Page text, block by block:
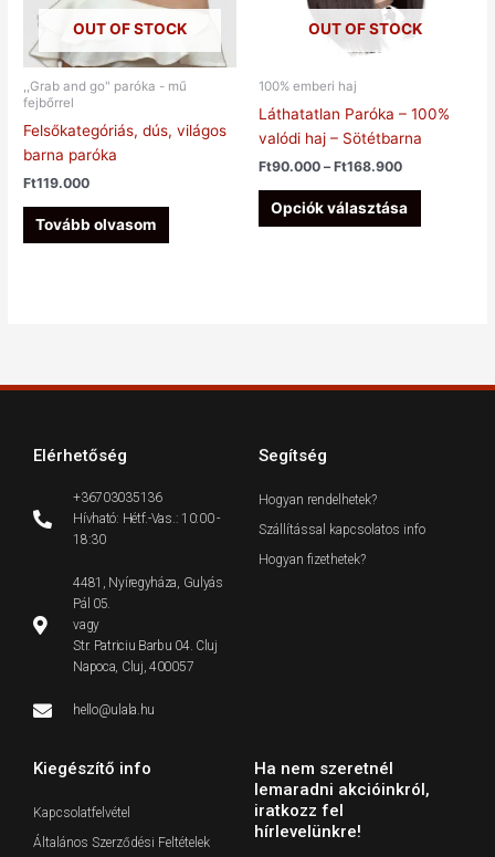
OUT OF STOCK
,,Grab and go" paróka - mű
fejbőrrel
Felsőkategóriás, dús, világos
barna paróka
Ft119.000
Tovább olvasom
OUT OF STOCK
100% emberi haj
Láthatatlan Paróka – 100%
valódi haj – Sötétbarna
Ft90.000 – Ft168.900
Opciók választása
A
változatok
ki
Elérhetőség
+36703035136
Hívható: Hétf.-Vas.: 10:00 -
18:30
4481, Nyíregyháza, Gulyás
Pál 05.
vagy
Str. Patriciu Barbu 04. Cluj
Napoca, Cluj, 400057
hello@ulala.hu
Segítség
Hogyan rendelhetek?
Szállítással kapcsolatos info
Hogyan fizethetek?
Kiegészítő info
Kapcsolatfelvétel
Általános Szerződési Feltételek
Ha nem szeretnél
lemaradni akcióinkról,
iratkozz fel
hírlevelünkre!